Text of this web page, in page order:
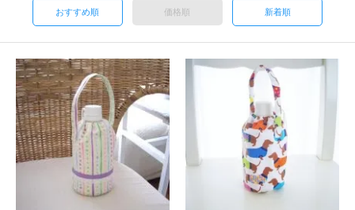
おすすめ順 価格順 新着順